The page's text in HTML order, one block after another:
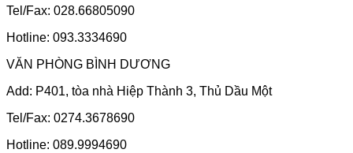
Tel/Fax: 028.66805090
Hotline: 093.3334690
VĂN PHÒNG BÌNH DƯƠNG
Add: P401, tòa nhà Hiệp Thành 3, Thủ Dầu Một
Tel/Fax: 0274.3678690
Hotline: 089.9994690